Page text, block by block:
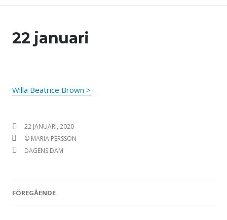
22 januari
Willa Beatrice Brown >
PUBLICERAT DEN
22 JANUARI, 2020
FÖRFATTARE
© MARIA PERSSON
KATEGORIER
DAGENS DAM
FÖREGÅENDE